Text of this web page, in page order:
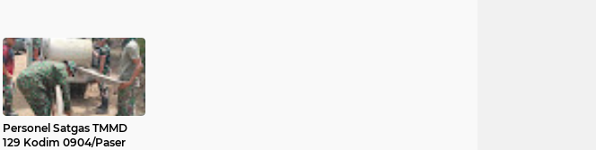
Personel Satgas TMMD
129 Kodim 0904/Paser